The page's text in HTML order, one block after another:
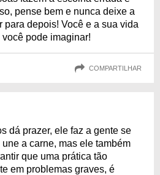
pense bem e nunca deixe a
para depois! Você e a sua vida
pode imaginar!
COMPARTILHAR
dá prazer, ele faz a gente se
a carne, mas ele também
que uma prática tão
em problemas graves, é